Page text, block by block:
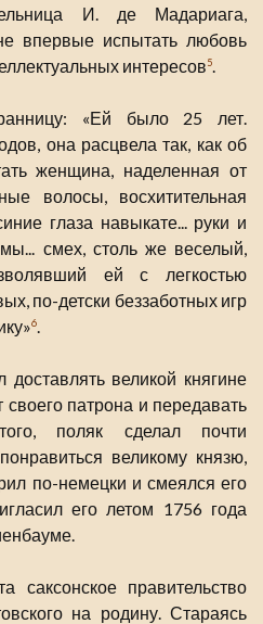
И. де Мадариага,
впервые испытать любовь
интересов5
«Ей было 25 лет.
она расцвела так, как об
женщина, наделенная от
волосы, восхитительная
глаза навыкате... руки и
смех, столь же веселый,
ей с легкостью
по-детски беззаботных игр
6
великой княгине
патрона и передавать
поляк сделал почти
великому князю,
по-немецки и смеялся его
его летом 1756 года
саксонское правительство
на родину. Стараясь